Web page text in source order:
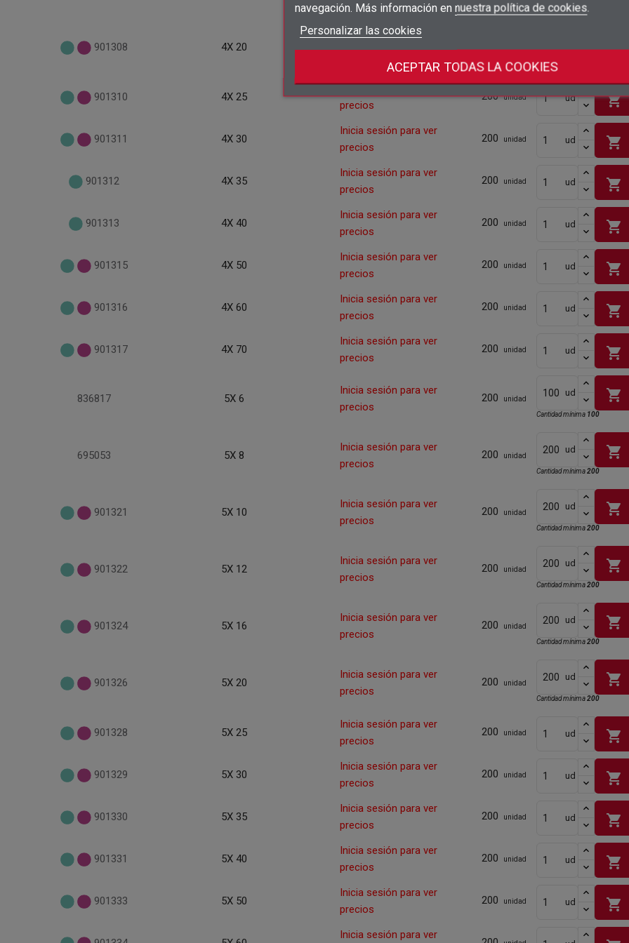
add_circle_outline
Crear lista de deseos
navegación. Más información en nuestra política de cookies.
Personalizar las cookies
ACEPTAR TODAS LA COOKIES
Cantidad mínima
901308 4X 20
Inicia sesión para ver
200 unidad
Cantidad mínima
901310 4X 25
Inicia sesión para ver
precios
200 unidad ud shopping_cart
901311 4X 30
Inicia sesión para ver
precios
200 unidad ud shopping_cart
901312 4X 35
Inicia sesión para ver
precios
200 unidad ud shopping_cart
901313 4X 40
Inicia sesión para ver
precios
200 unidad ud shopping_cart
901315 4X 50
Inicia sesión para ver
precios
200 unidad ud shopping_cart
901316 4X 60
Inicia sesión para ver
precios
200 unidad ud shopping_cart
901317 4X 70
Inicia sesión para ver
precios
200 unidad ud shopping_cart
836817 5X 6
Inicia sesión para ver
precios
200 unidad
ud shopping_cart
Cantidad mínima 100
695053 5X 8
Inicia sesión para ver
precios
200 unidad
ud shopping_cart
Cantidad mínima200
901321 5X 10
Inicia sesión para ver
precios
200 unidad
ud shopping_cart
Cantidad mínima200
901322 5X 12
Inicia sesión para ver
precios
200 unidad
ud shopping_cart
Cantidad mínima200
901324 5X 16
Inicia sesión para ver
precios
200 unidad
ud shopping_cart
Cantidad mínima200
901326 5X 20
Inicia sesión para ver
precios
200 unidad
ud shopping_cart
Cantidad mínima200
901328 5X 25
Inicia sesión para ver
precios
200 unidad ud shopping_cart
901329 5X 30
Inicia sesión para ver
precios
200 unidad ud shopping_cart
901330 5X 35
Inicia sesión para ver
precios
200 unidad ud shopping_cart
901331 5X 40
Inicia sesión para ver
precios
200 unidad ud shopping_cart
901333 5X 50
Inicia sesión para ver
precios
200 unidad ud shopping_cart
Inicia sesión para ver